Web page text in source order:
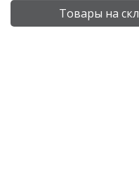
Товары на